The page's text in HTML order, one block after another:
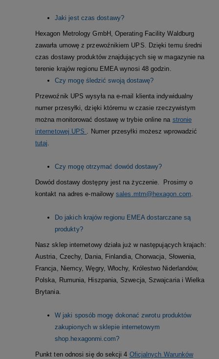
Jaki jest czas dostawy?
Hexagon Metrology GmbH, Operating Facility Waldburg
zawarła umowę z przewoźnikiem UPS. Dzięki temu średni
czas dostawy produktów znajdujących się w magazynie na
terenie krajów regionu EMEA wynosi 48 godzin.
Czy mogę śledzić swoją dostawę?
Przewoźnik UPS wysyła na e-mail klienta indywidualny
numer przesyłki, dzięki któremu w czasie rzeczywistym
można monitorować dostawę w trybie online na stronie
internetowej UPS
. Numer przesyłki możesz wprowadzić
tutaj
Czy mogę otrzymać dowód dostawy?
Dowód dostawy dostępny jest na życzenie.
Prosimy o
kontakt na adres e-mailowysales.mtm@hexagon.com
Do jakich krajów regionu EMEA dostarczane są
produkty?
Nasz sklep internetowy działa już w następujących krajach:
Austria, Czechy, Dania, Finlandia, Chorwacja, Słowenia,
Francja, Niemcy, Węgry, Włochy, Królestwo Niderlandów,
Polska, Rumunia, Hiszpania, Szwecja, Szwajcaria i Wielka
Brytania.
W jaki sposób mogę dokonać zwrotu produktów
zakupionych w sklepie internetowym
shop.hexagonmi.com?
Punkt ten odnosi się do sekcji 4 Oficjalnych Warunków